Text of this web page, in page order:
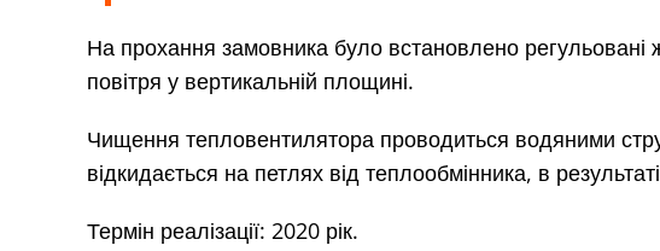
На прохання замовника було встановлено
повітря у вертикальній площині.
Чищення тепловентилятора проводиться водяними
відкидається на петлях від теплообмінника, в
Термін реалізації: 2020 рік.